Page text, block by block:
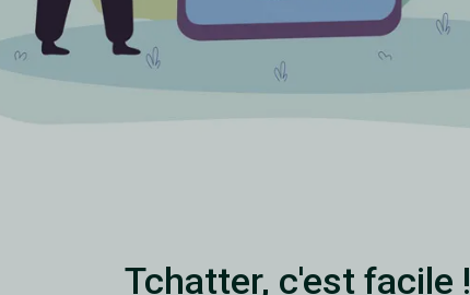
Tchatter, c'est facile !